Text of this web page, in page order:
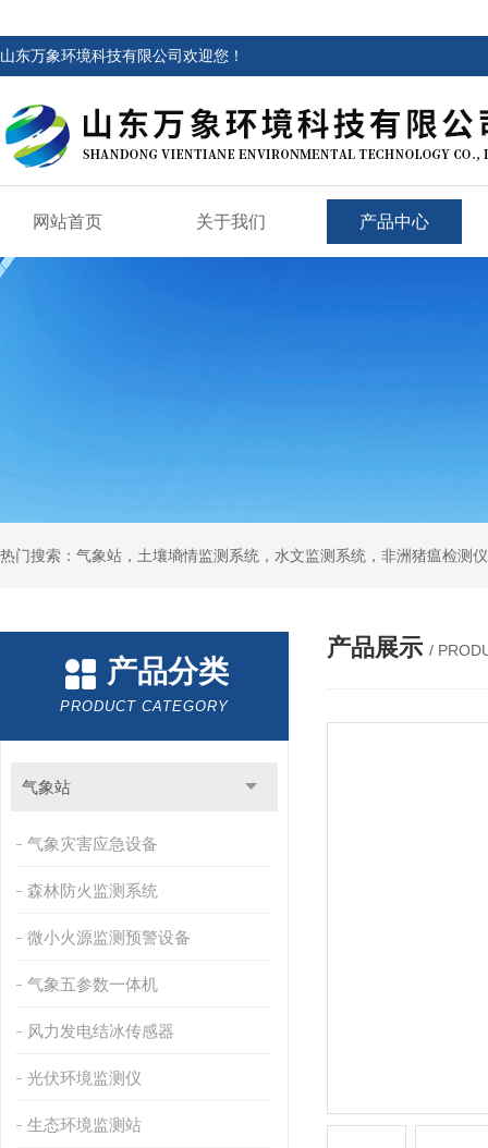
山东万象环境科技有限公司欢迎您！
网站首页 关于我们 产品中心
热门搜索：气象站，土壤墒情监测系统，水文监测系统，非洲猪瘟检测
产品分类
PRODUCT CATEGORY
气象站
气象灾害应急设备
森林防火监测系统
微小火源监测预警设备
气象五参数一体机
风力发电结冰传感器
光伏环境监测仪
生态环境监测站
产品展示 /